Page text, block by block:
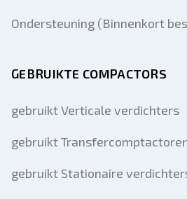
Ondersteuning (Binnenkort
GEBRUIKTE COMPACTORS
gebruikt Verticale verdichters
gebruikt
gebruikt Stationaire